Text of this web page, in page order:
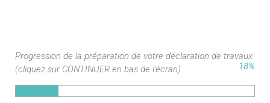
Progression de la préparation de votre déclaration de travaux
(cliquez sur CONTINUER en bas de l'écran)
18%